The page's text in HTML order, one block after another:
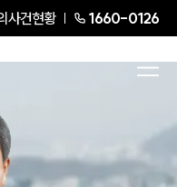
사건현황 1660-0126